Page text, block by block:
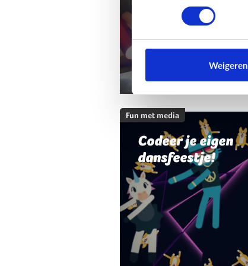
Weigeren
Fun met media
Codeer je eigen
dansfeestje!